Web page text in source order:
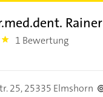
1 Bewertung
25,25335 Elmshorn